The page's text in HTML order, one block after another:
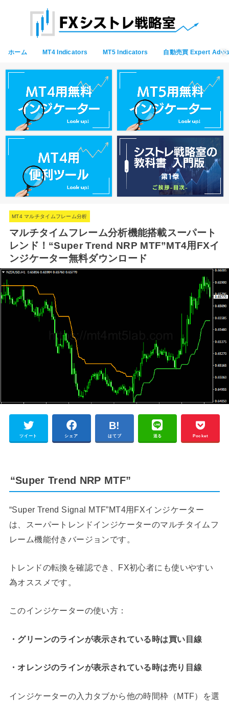
ホーム MT4 Indicators MT5 Indicators 自動売買 Expert
MT4 マルチタイムフレーム分析
マルチタイムフレーム分析機能搭載スーパート
レンド！“Super Trend NRP MTF”MT4用FXイ
ンジケーター無料ダウンロード
ツイート シェア はてブ 送る Pocket
“Super Trend NRP MTF”
“Super Trend Signal MTF”MT4用FXインジケーター
は、スーパートレンドインジケーターのマルチタイムフ
レーム機能付きバージョンです。
トレンドの転換を確認でき、FX初心者にも使いやすい
為オススメです。
このインジケーターの使い方：
・グリーンのラインが表示されている時は買い目線
・オレンジのラインが表示されている時は売り目線
インジケーターの入力タブから他の時間枠（MTF）を選